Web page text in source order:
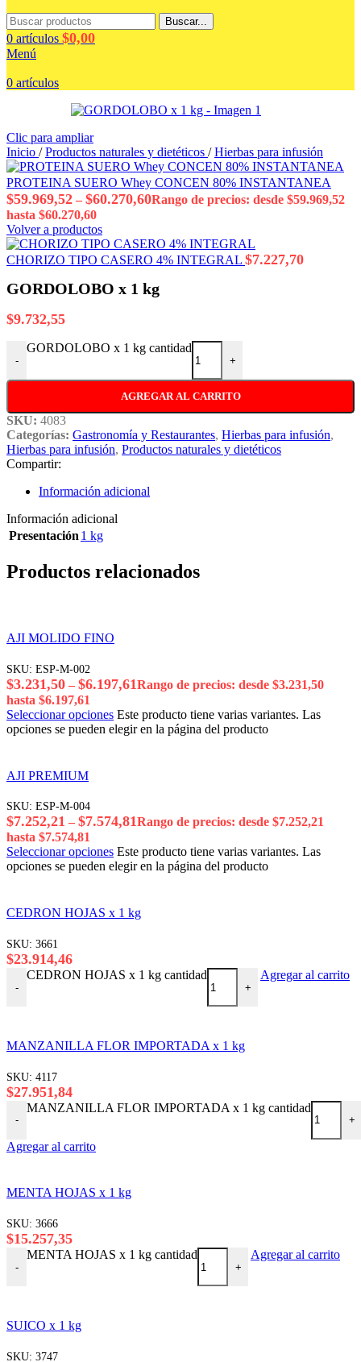
Buscar...
0 artículos $0,00
Menú
0 artículos
Clic para ampliar
Inicio / Productos naturales y dietéticos / Hierbas para infusión
PROTEINA SUERO Whey CONCEN 80% INSTANTANEA
$59.969,52 – $60.270,60Rango de precios: desde $59.969,52
hasta $60.270,60
Volver a productos
CHORIZO TIPO CASERO 4% INTEGRAL $7.227,70
GORDOLOBO x 1 kg
$9.732,55
-
GORDOLOBO x 1 kg cantidad
+
AGREGAR AL CARRITO
SKU: 4083
Categorías: Gastronomía y Restaurantes, Hierbas para infusión,
Hierbas para infusión, Productos naturales y dietéticos
Compartir:
Información adicional
Información adicional
Presentación 1 kg
Productos relacionados
AJI MOLIDO FINO
SKU: ESP-M-002
$3.231,50 – $6.197,61Rango de precios: desde $3.231,50
hasta $6.197,61
Seleccionar opciones Este producto tiene varias variantes. Las
opciones se pueden elegir en la página del producto
AJI PREMIUM
SKU: ESP-M-004
$7.252,21 – $7.574,81Rango de precios: desde $7.252,21
hasta $7.574,81
Seleccionar opciones Este producto tiene varias variantes. Las
opciones se pueden elegir en la página del producto
CEDRON HOJAS x 1 kg
SKU: 3661
$23.914,46
-
CEDRON HOJAS x 1 kg cantidad
+
Agregar al carrito
MANZANILLA FLOR IMPORTADA x 1 kg
SKU: 4117
$27.951,84
-
MANZANILLA FLOR IMPORTADA x 1 kg cantidad
+
Agregar al carrito
MENTA HOJAS x 1 kg
SKU: 3666
$15.257,35
-
MENTA HOJAS x 1 kg cantidad
+
Agregar al carrito
SUICO x 1 kg
SKU: 3747